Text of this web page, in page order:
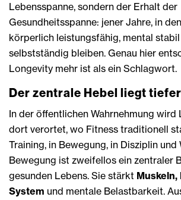
Lebensspanne, sondern der Erhalt der
Gesundheitsspanne: jener Jahre, in
körperlich leistungsfähig, mental
selbstständig bleiben. Genau hier
Longevity mehr ist als ein Schlagwort.
Der zentrale Hebel liegt tiefer
In der öffentlichen Wahrnehmung wird
dort verortet, wo Fitness traditionell
Training, in Bewegung, in Disziplin und
Bewegung ist zweifellos ein zentraler
gesunden Lebens. Sie stärkt
System und mentale Belastbarkeit.